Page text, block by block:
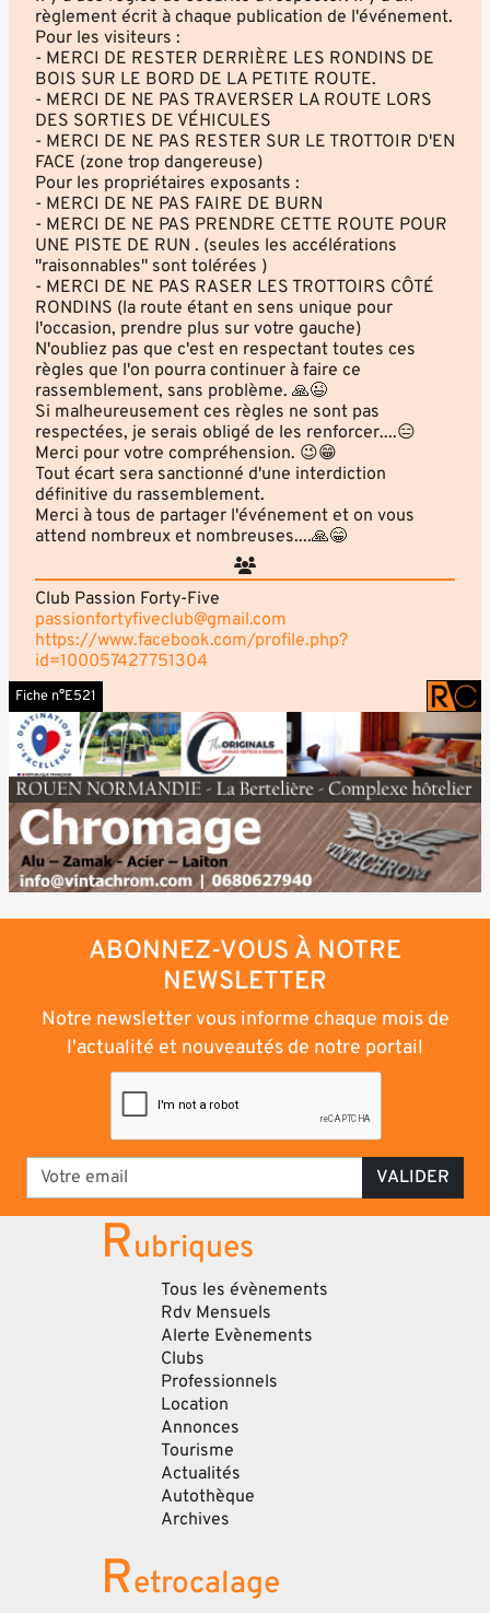
règlement écrit à chaque publication de l'événement.
Pour les visiteurs :
- MERCI DE RESTER DERRIÈRE LES RONDINS DE
BOIS SUR LE BORD DE LA PETITE ROUTE.
- MERCI DE NE PAS TRAVERSER LA ROUTE LORS
DES SORTIES DE VÉHICULES
- MERCI DE NE PAS RESTER SUR LE TROTTOIR D'EN
FACE (zone trop dangereuse)
Pour les propriétaires exposants :
- MERCI DE NE PAS FAIRE DE BURN
- MERCI DE NE PAS PRENDRE CETTE ROUTE POUR
UNE PISTE DE RUN . (seules les accélérations
"raisonnables" sont tolérées )
- MERCI DE NE PAS RASER LES TROTTOIRS CÔTÉ
RONDINS (la route étant en sens unique pour
l'occasion, prendre plus sur votre gauche)
N'oubliez pas que c'est en respectant toutes ces
règles que l'on pourra continuer à faire ce
rassemblement, sans problème. 🙏😉
Si malheureusement ces règles ne sont pas
respectées, je serais obligé de les renforcer....😑
Merci pour votre compréhension. 😉😁
Tout écart sera sanctionné d'une interdiction
définitive du rassemblement.
Merci à tous de partager l'événement et on vous
attend nombreux et nombreuses....🙏😁
Club Passion Forty-Five
passionfortyfiveclub@gmail.com
https://www.facebook.com/profile.php?
id=100057427751304
Fiche n°E521
ABONNEZ-VOUS À NOTRE
NEWSLETTER
Notre newsletter vous informe chaque mois de
l'actualité et nouveautés de notre portail
VALIDER
Rubriques
Tous les évènements
Rdv Mensuels
Alerte Evènements
Clubs
Professionnels
Location
Annonces
Tourisme
Actualités
Autothèque
Archives
Retrocalage